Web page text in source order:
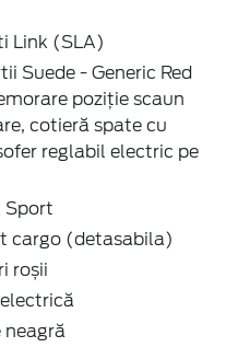
Link (SLA)
Suede - Generic Red
poziție scaun
cotieră spate cu
reglabil electric pe
Sport
cargo (detasabila)
roșii
neagră